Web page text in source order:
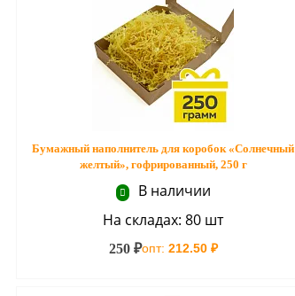
Бумажный наполнитель для коробок «Солнечный
желтый», гофрированный, 250 г
В наличии
На складах: 80 шт
250 ₽опт: 212.50 ₽